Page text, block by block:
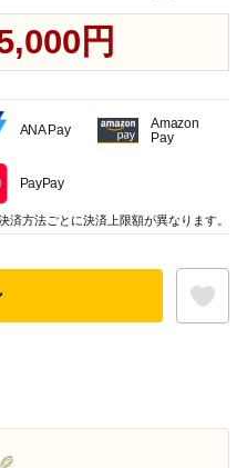
円
ANA Pay
Amazon
Pay
PayPay
済方法ごとに決済上限額が異なります。